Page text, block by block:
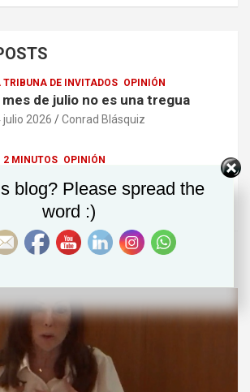
TRIBUNA DE INVITADOS OPINIÓN
mes de julio no es una tregua
julio 2026 Conrad Blásquiz
2 MINUTOS OPINIÓN
junio 2026 Conrad Blásquiz
blog? Please spread the
word :)